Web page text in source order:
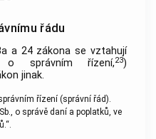
řádu
a 24 zákona se vztahují
o správním řízení,23)
jinak.
řízení (správní řád).
o správě daní a poplatků, ve